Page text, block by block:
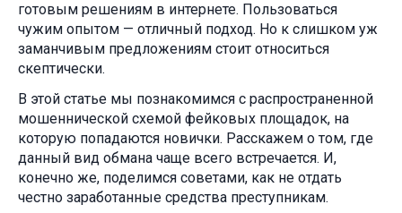
готовым решениям в интернете. Пользоваться
чужим опытом — отличный подход. Но к слишком уж
заманчивым предложениям стоит относиться
скептически.
В этой статье мы познакомимся с распространенной
мошеннической схемой фейковых площадок, на
которую попадаются новички. Расскажем о том, где
данный вид обмана чаще всего встречается. И,
конечно же, поделимся советами, как не отдать
честно заработанные средства преступникам.